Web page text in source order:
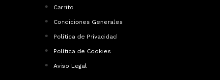
Carrito
Condiciones Generales
Política de Privacidad
Política de Cookies
Aviso Legal